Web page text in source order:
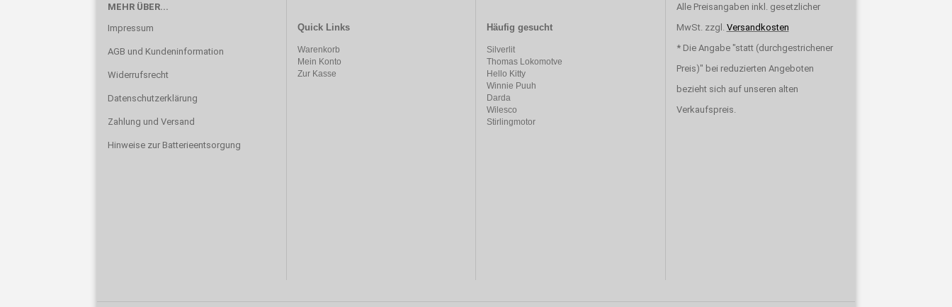
MEHR ÜBER...
Impressum
AGB und Kundeninformation
Widerrufsrecht
Datenschutzerklärung
Zahlung und Versand
Hinweise zur Batterieentsorgung
Quick Links
Warenkorb
Mein Konto
Zur Kasse
Häufig gesucht
Silverlit
Thomas Lokomotve
Hello Kitty
Winnie Puuh
Darda
Wilesco
Stirlingmotor
Alle Preisangaben inkl. gesetzlicher
MwSt. zzgl. Versandkosten
* Die Angabe "statt (durchgestrichener
Preis)" bei reduzierten Angeboten
bezieht sich auf unseren alten
Verkaufspreis.